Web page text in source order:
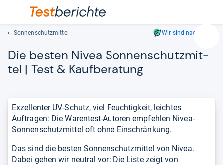
Geben
und
Sonnenschutzmittel Wir sind nachhaltig
Die bes­ten Nivea Son­nen­schutz­mit­
tel | Test & Kauf­be­ra­tung
Exzellenter UV-Schutz, viel Feuchtigkeit, leichtes
Auftragen: Die Warentest-Autoren empfehlen Nivea-
Sonnenschutzmittel oft ohne Einschränkung.
Das sind die besten Sonnenschutzmittel von Nivea.
Dabei gehen wir neutral vor: Die Liste zeigt von